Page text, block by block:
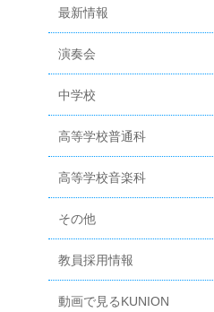
最新情報
演奏会
中学校
高等学校普通科
高等学校音楽科
その他
教員採用情報
動画で見るKUNION